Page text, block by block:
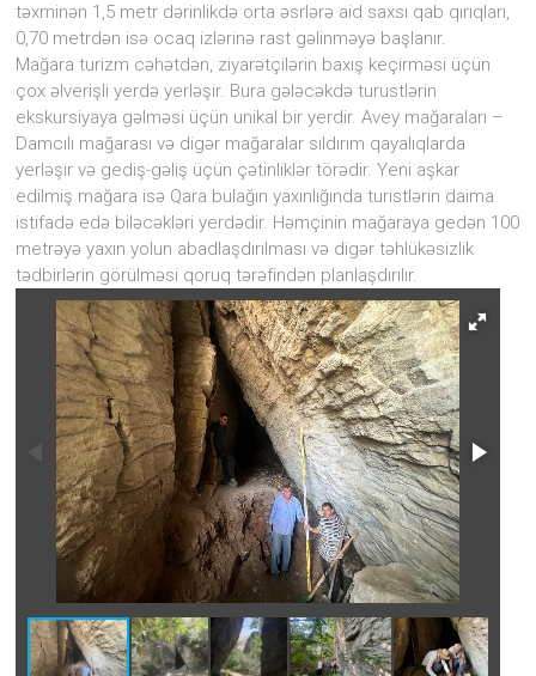
təxminən 1,5 metr dərinlikdə orta əsrlərə aid saxsı qab qırıqları,
0,70 metrdən isə ocaq izlərinə rast gəlinməyə başlanır.
Mağara turizm cəhətdən, ziyarətçilərin baxış keçirməsi üçün
çox əlverişli yerdə yerləşir. Bura gələcəkdə turustlərin
ekskursiyaya gəlməsi üçün unikal bir yerdir. Avey mağaraları –
Damcılı mağarası və digər mağaralar sıldırım qayalıqlarda
yerləşir və gediş-gəliş üçün çətinliklər törədir. Yeni aşkar
edilmiş mağara isə Qara bulağın yaxınlığında turistlərin daima
istifadə edə biləcəkləri yerdədir. Həmçinin mağaraya gedən 100
metrəyə yaxın yolun abadlaşdırılması və digər təhlükəsizlik
tədbirlərin görülməsi qoruq tərəfindən planlaşdırılır.